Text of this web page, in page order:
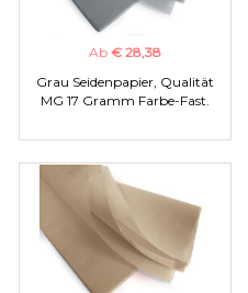
Ab € 28,38
Grau Seidenpapier, Qualität
MG 17 Gramm Farbe-Fast.